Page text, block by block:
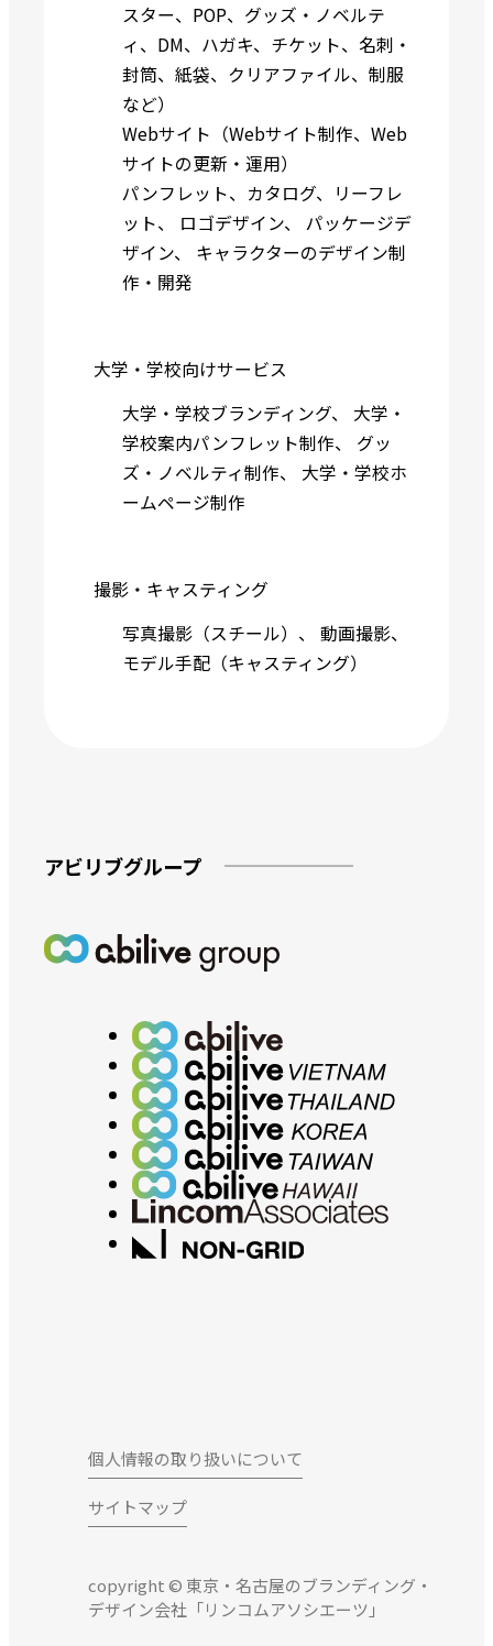
スター、POP、グッズ・ノベルテ
ィ、DM、ハガキ、チケット、名刺・
封筒、紙袋、クリアファイル、制服
など）
Webサイト（Webサイト制作、Web
サイトの更新・運用）
パンフレット、カタログ、リーフレ
ット、 ロゴデザイン、 パッケージデ
ザイン、 キャラクターのデザイン制
作・開発
大学・学校向けサービス
大学・学校ブランディング、 大学・
学校案内パンフレット制作、 グッ
ズ・ノベルティ制作、 大学・学校ホ
ームページ制作
撮影・キャスティング
写真撮影（スチール） 、 動画撮影、
モデル手配（キャスティング）
アビリブグループ
個人情報の取り扱いについて
サイトマップ
copyright © 東京・名古屋のブランディング・
デザイン会社「リンコムアソシエーツ」